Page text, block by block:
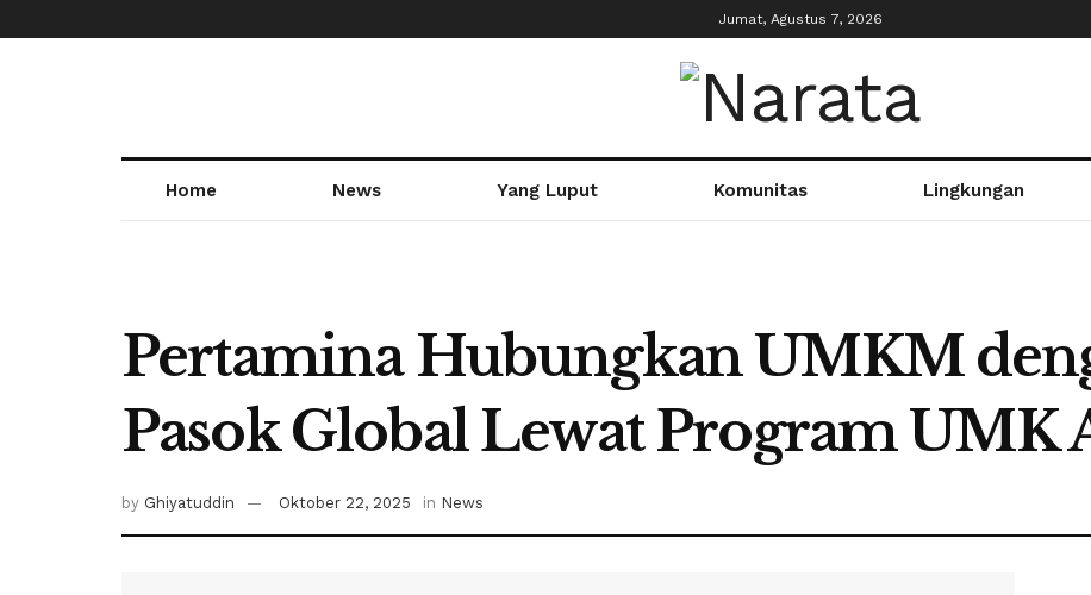
Jumat, Agustus 7, 2026
Home News Yang Luput Komunitas Lingkungan
Pertamina Hubungkan UMKM
Pasok Global Lewat Program UMK
by Ghiyatuddin Oktober 22, 2025 in News